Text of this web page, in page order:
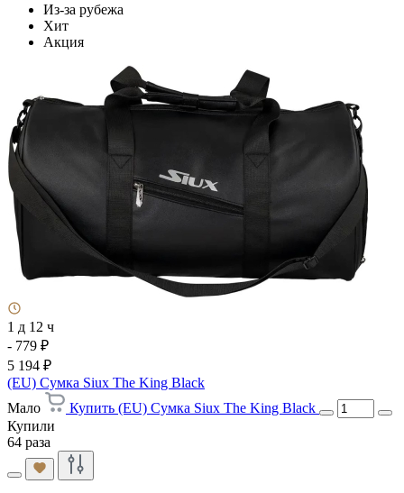
Из-за рубежа
Хит
Акция
1 д 12 ч
- 779 ₽
5 194 ₽
(EU) Сумка Siux The King Black
Мало
Купить (EU) Сумка Siux The King Black
Купили
64 раза